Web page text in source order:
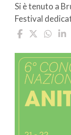
Si è tenuto a
Festival